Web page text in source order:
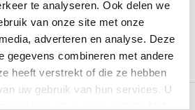
te analyseren. Ook delen we
van onze site met onze
adverteren en analyse. Deze
gegevens combineren met andere
heeft verstrekt of die ze hebben
uw gebruik van hun services. U
afwijken van het exemplaar die wij in
daarom altijd even naar de actuele
per mail of per WhatsApp.